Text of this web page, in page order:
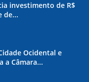
investimento de R$
de...
Ocidental e
a Câmara...